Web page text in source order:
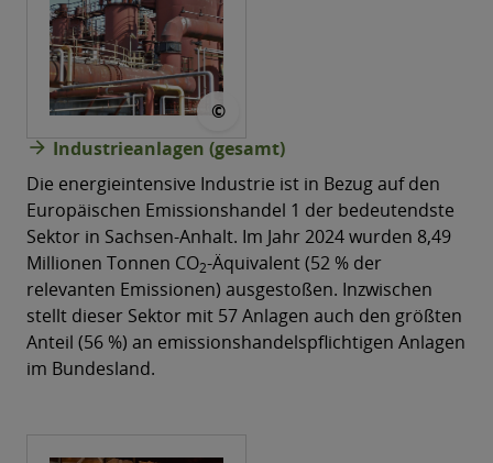
©
arrow_forward Industrieanlagen (gesamt)
Die energieintensive Industrie ist in Bezug auf den
Europäischen Emissionshandel 1 der bedeutendste
Sektor in Sachsen-Anhalt. Im Jahr 2024 wurden 8,49
Millionen Tonnen CO2-Äquivalent (52 % der
relevanten Emissionen) ausgestoßen. Inzwischen
stellt dieser Sektor mit 57 Anlagen auch den größten
Anteil (56 %) an emissionshandelspflichtigen Anlagen
im Bundesland.